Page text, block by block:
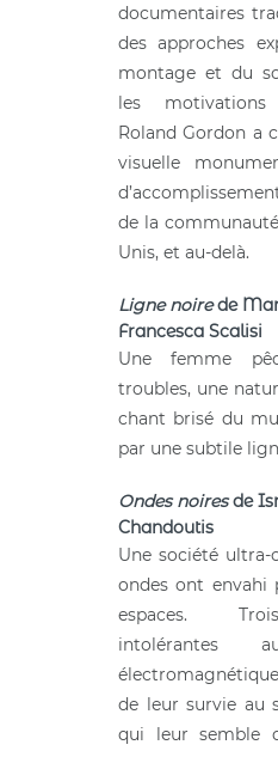
documentaires
des approches
montage et du
les
Roland Gordon a
visuelle
de la
Unis, et au-delà.
Ligne noirede
Francesca Scalisi
Une femme
troubles, une
chant brisé du
par une subtile
Ondes noiresde
Chandoutis
Une société ultra-
ondes ont envahi
espaces.
intolérantes
de leur survie au
qui leur semble